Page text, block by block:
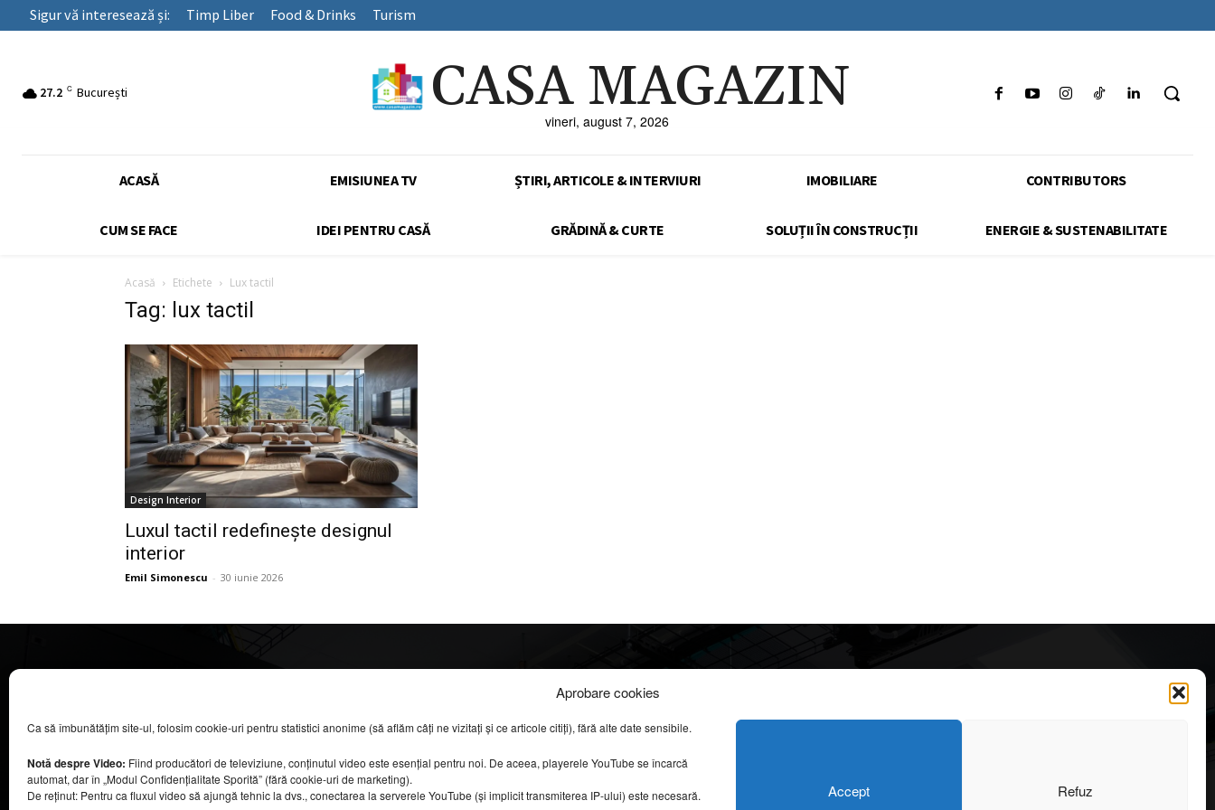
Aprobare cookies
Ca să îmbunătățim site-ul, folosim cookie-uri pentru statistici anonime (să aflăm câți ne vizitați și ce articole citiți), fără alte date sensibile.
Notă despre Video: Fiind producători de televiziune, conținutul video este esențial pentru noi. De aceea, playerele YouTube se încarcă
automat, dar în „Modul Confidențialitate Sporită” (fără cookie-uri de marketing).
De reținut: Pentru ca fluxul video să ajungă tehnic la dvs., conectarea la serverele YouTube (și implicit transmiterea IP-ului) este necesară.
Accept Refuz
Sigur vă interesează și: Timp Liber Food & Drinks Turism
27.2 C București CASA MAGAZIN
vineri, august 7, 2026
ACASĂ EMISIUNEA TV ȘTIRI, ARTICOLE & INTERVIURI IMOBILIARE CONTRIBUTORS
CUM SE FACE IDEI PENTRU CASĂ GRĂDINĂ & CURTE SOLUȚII ÎN CONSTRUCȚII ENERGIE & SUSTENABILITATE
Acasă Etichete Lux tactil
Tag: lux tactil
Design Interior
Luxul tactil redefinește designul
interior
Emil Simonescu - 30 iunie 2026
COOL MEDIA BROADCASTING & EVENTS SRL.
Toate drepturile rezervate.
Contacte în secțiunea „Despre noi”.
Urmăriți emisiunea Casa Magazin pe Digi24,
sâmbătă, de la ora 9:30.
Info
DESPRE NOI
CONFIDENȚIALITATE & COOKIES
apreciate
102
Cele mai impresionante cabane